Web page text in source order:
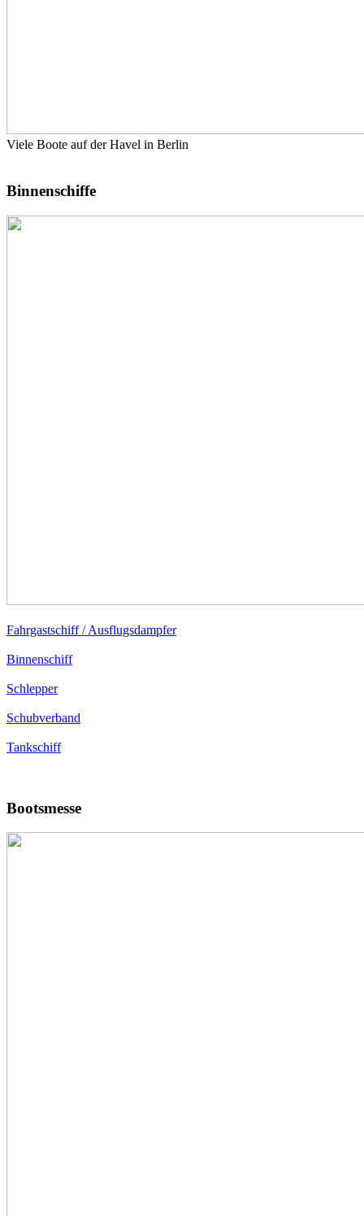
Viele Boote auf der Havel in Berlin
Binnenschiffe
Fahrgastschiff / Ausflugsdampfer
Binnenschiff
Schlepper
Schubverband
Tankschiff
Bootsmesse